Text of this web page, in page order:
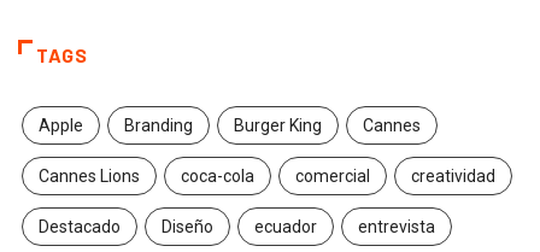
TAGS
Apple Branding Burger King Cannes
Cannes Lions coca-cola comercial creatividad
Destacado Diseño ecuador entrevista